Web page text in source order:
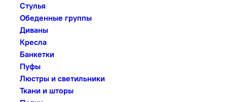
Стулья
Обеденные группы
Диваны
Кресла
Банкетки
Пуфы
Люстры и светильники
Ткани и шторы